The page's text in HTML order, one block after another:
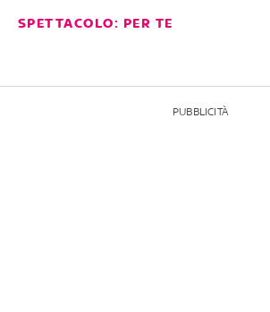
SPETTACOLO: PER TE
PUBBLICITÀ